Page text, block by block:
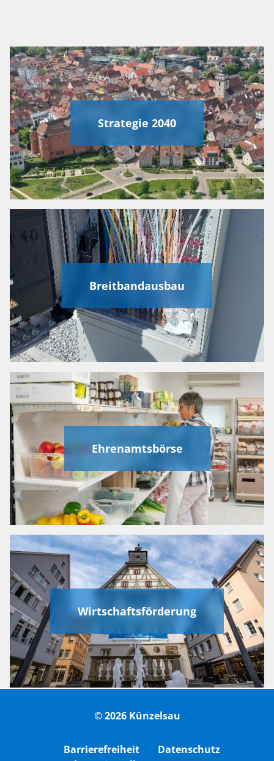
Strategie 2040
Breitbandausbau
Ehrenamtsbörse
Wirtschaftsförderung
© 2026 Künzelsau
Barrierefreiheit
Datenschutz